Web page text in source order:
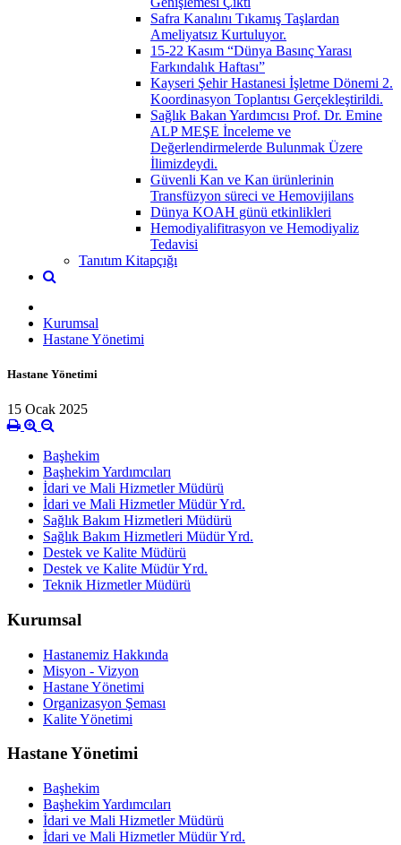
Safra Kanalını Tıkamış Taşlardan
Ameliyatsız Kurtuluyor.
15-22 Kasım “Dünya Basınç Yarası
Farkındalık Haftası”
Kayseri Şehir Hastanesi İşletme Dönemi 2.
Koordinasyon Toplantısı Gerçekleştirildi.
Sağlık Bakan Yardımcısı Prof. Dr. Emine
ALP MEŞE İnceleme ve
Değerlendirmelerde Bulunmak Üzere
İlimizdeydi.
Güvenli Kan ve Kan ürünlerinin
Transfüzyon süreci ve Hemovijilans
Dünya KOAH günü etkinlikleri
Hemodiyalifitrasyon ve Hemodiyaliz
Tedavisi
Tanıtım Kitapçığı
Kurumsal
Hastane Yönetimi
Hastane Yönetimi
15 Ocak 2025
Başhekim
Başhekim Yardımcıları
İdari ve Mali Hizmetler Müdürü
İdari ve Mali Hizmetler Müdür Yrd.
Sağlık Bakım Hizmetleri Müdürü
Sağlık Bakım Hizmetleri Müdür Yrd.
Destek ve Kalite Müdürü
Destek ve Kalite Müdür Yrd.
Teknik Hizmetler Müdürü
Kurumsal
Hastanemiz Hakkında
Misyon - Vizyon
Hastane Yönetimi
Organizasyon Şeması
Kalite Yönetimi
Hastane Yönetimi
Başhekim
Başhekim Yardımcıları
İdari ve Mali Hizmetler Müdürü
İdari ve Mali Hizmetler Müdür Yrd.